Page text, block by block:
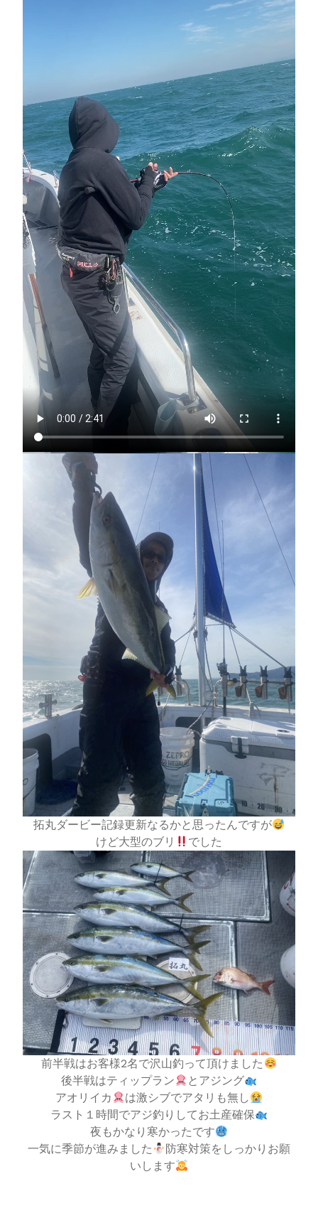
拓丸ダービー記録更新なるかと思ったんですが
けど大型のブリ
でした
前半戦はお客様2名で沢山釣って頂けました
後半戦はティップラン
とアジング
アオリイカ
は激シブでアタリも無し
ラスト１時間でアジ釣りしてお土産確保
夜もかなり寒かったです
一気に季節が進みました
防寒対策をしっかりお願
いします